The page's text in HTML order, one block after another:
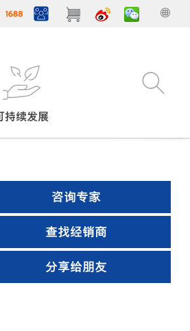
持续发展
咨询专家
查找经销商
分享给朋友